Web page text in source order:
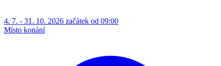
4. 7. - 31. 10. 2026 začátek od 09:00
Místo konání